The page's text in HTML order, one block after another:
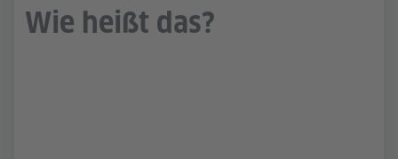
Wie heißt das?